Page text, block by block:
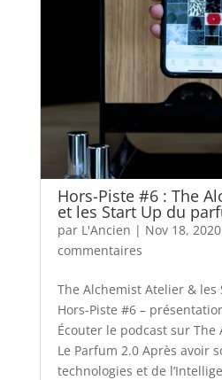
Hors-Piste #6 : The
et les Start Up du
par L'Ancien | Nov 18, 2020
commentaires
The Alchemist Atelier &
Hors-Piste #6 –
Écouter le podcast sur The
Le Parfum 2.0 Après avoir
technologies et de